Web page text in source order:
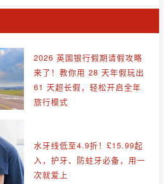
2026 英国银行假期请假攻略
来了！教你用 28 天年假玩出
61 天超长假，轻松开启全年
旅行模式
水牙线低至4.9折！£15.99起
入，护牙、防蛀牙必备，用一
次就爱上